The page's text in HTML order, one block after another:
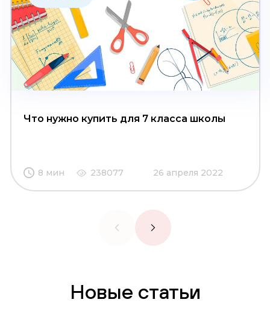
Что нужно купить для 7 класса школы
8 мин 238077 26 апреля 2022
Новые статьи